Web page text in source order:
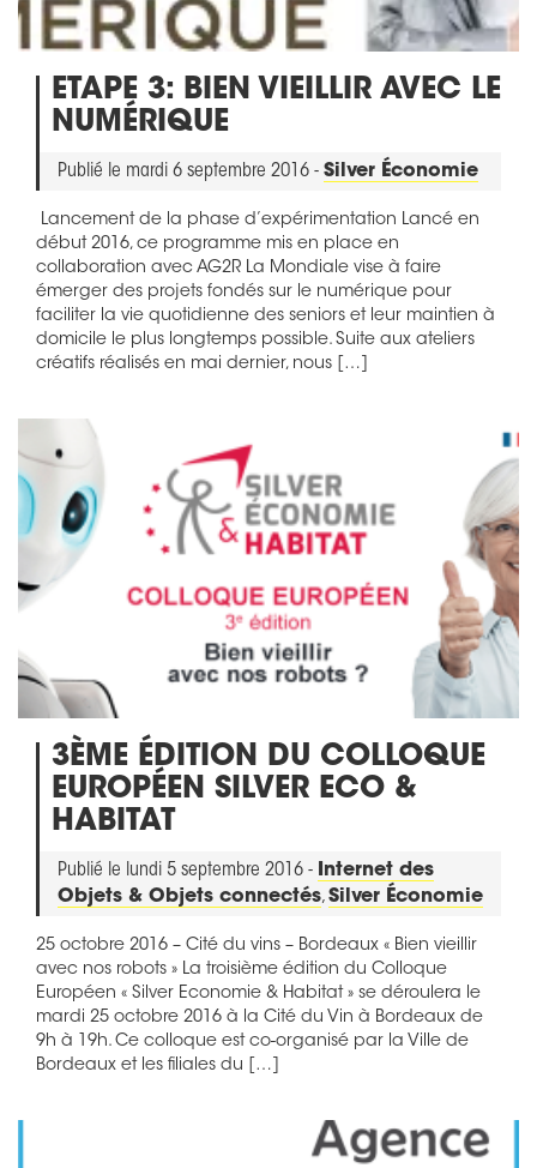
ETAPE 3: BIEN VIEILLIR AVEC LE
NUMÉRIQUE
Publié le mardi 6 septembre 2016 - Silver Économie
Lancement de la phase d’expérimentation Lancé en
début 2016, ce programme mis en place en
collaboration avec AG2R La Mondiale vise à faire
émerger des projets fondés sur le numérique pour
faciliter la vie quotidienne des seniors et leur maintien à
domicile le plus longtemps possible. Suite aux ateliers
créatifs réalisés en mai dernier, nous […]
3ÈME ÉDITION DU COLLOQUE
EUROPÉEN SILVER ECO &
HABITAT
Publié le lundi 5 septembre 2016 -
Internet des
Objets & Objets connectés,Silver Économie
25 octobre 2016 – Cité du vins – Bordeaux « Bien vieillir
avec nos robots » La troisième édition du Colloque
Européen « Silver Economie & Habitat » se déroulera le
mardi 25 octobre 2016 à la Cité du Vin à Bordeaux de
9h à 19h. Ce colloque est co-organisé par la Ville de
Bordeaux et les filiales du […]